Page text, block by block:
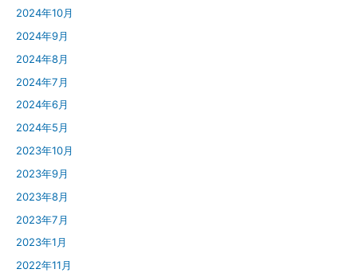
2024年10月
2024年9月
2024年8月
2024年7月
2024年6月
2024年5月
2023年10月
2023年9月
2023年8月
2023年7月
2023年1月
2022年11月